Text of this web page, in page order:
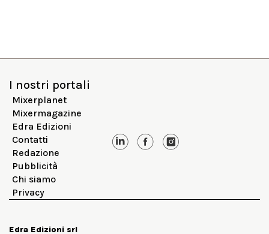
I nostri portali
Mixerplanet
Mixermagazine
Edra Edizioni
Contatti
Redazione
Pubblicità
Chi siamo
Privacy
Edra Edizioni srl